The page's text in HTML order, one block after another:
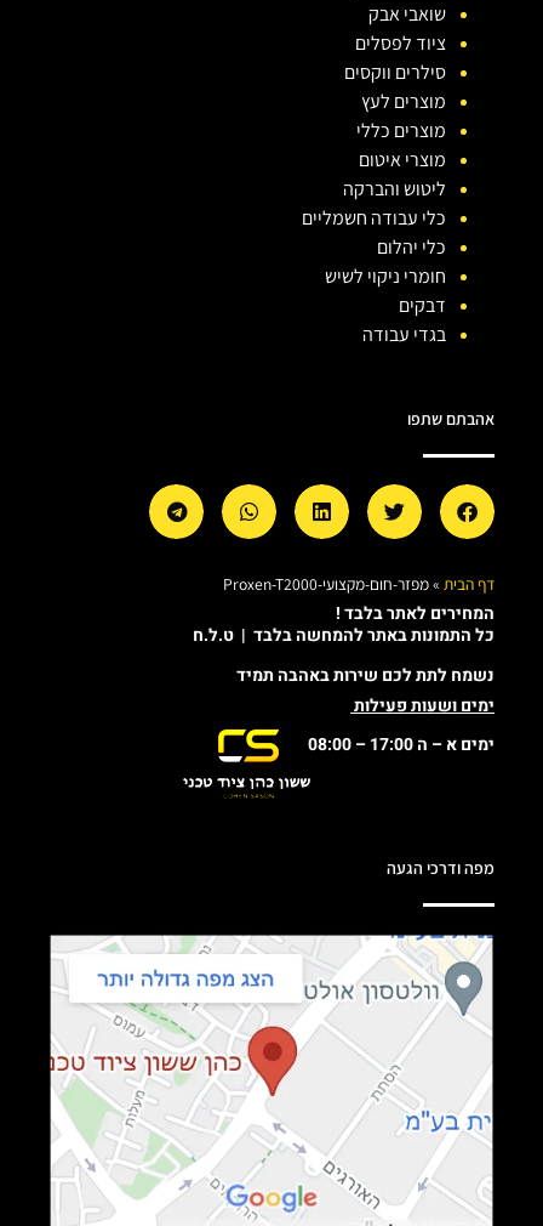
שואבי אבק
ציוד לפסלים
סילרים ווקסים
מוצרים לעץ
מוצרים כללי
מוצרי איטום
ליטוש והברקה
כלי עבודה חשמליים
כלי יהלום
חומרי ניקוי לשיש
דבקים
בגדי עבודה
אהבתם שתפו
דף הבית »מפזר-חום-מקצועי-Proxen-T2000
המחירים לאתר בלבד !
כל התמונות באתר להמחשה בלבד | ט.ל.ח
נשמח לתת לכם שירות באהבה תמיד
ימים ושעות פעילות
ימים א – ה 17:00 – 08:00
מפה ודרכי הגעה